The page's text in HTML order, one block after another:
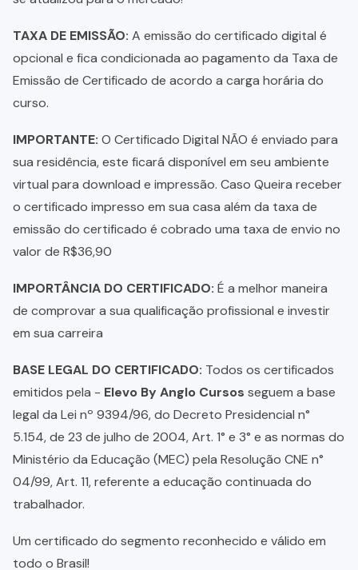
TAXA DE EMISSÃO: A emissão do certificado digital é
opcional e fica condicionada ao pagamento da Taxa de
Emissão de Certificado de acordo a carga horária do
curso.
IMPORTANTE: O Certificado Digital NÃO é enviado para
sua residência, este ficará disponível em seu ambiente
virtual para download e impressão. Caso Queira receber
o certificado impresso em sua casa além da taxa de
emissão do certificado é cobrado uma taxa de envio no
valor de R$36,90
IMPORTÂNCIA DO CERTIFICADO: É a melhor maneira
de comprovar a sua qualificação profissional e investir
em sua carreira
BASE LEGAL DO CERTIFICADO: Todos os certificados
emitidos pela - Elevo By Anglo Cursos seguem a base
legal da Lei nº 9394/96, do Decreto Presidencial n°
5.154, de 23 de julho de 2004, Art. 1° e 3° e as normas do
Ministério da Educação (MEC) pela Resolução CNE n°
04/99, Art. 11, referente a educação continuada do
trabalhador.
Um certificado do segmento reconhecido e válido em
todo o Brasil!